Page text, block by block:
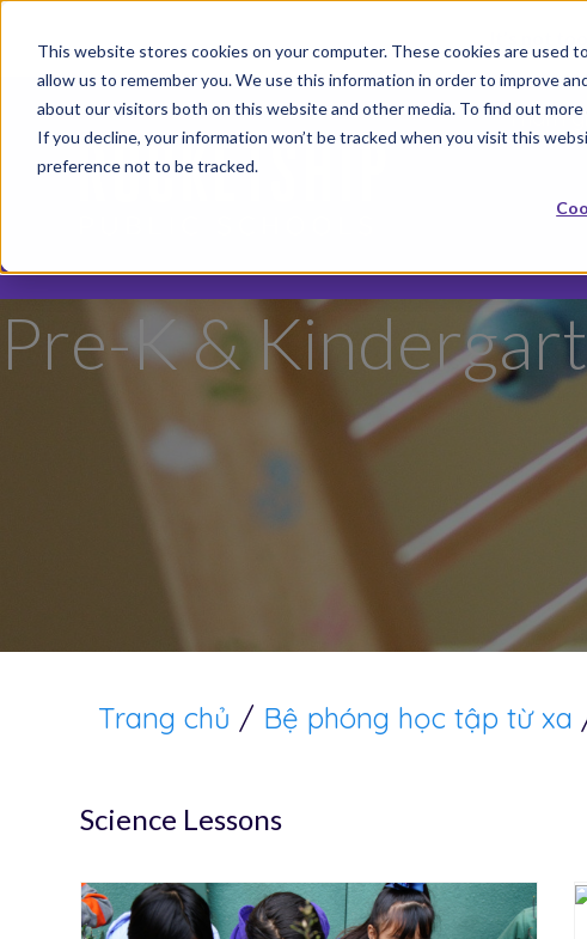
This website stores cookies on your computer. These cookies are
allow us to remember you. We use this information in order to improve
about our visitors both on this website and other media. To find out
If you decline, your information won’t be tracked when you visit this
preference not to be tracked.
Tham
Pre-K &
Trang chủ / Bệ phóng học tập từ xa
Science Lessons